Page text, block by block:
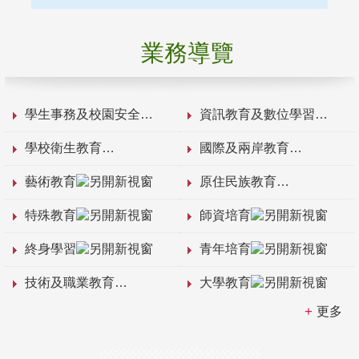
業務導覽
學生事務及校園安全 資訊教育及數位學習
學校衛生教育 國際及兩岸教育
藝術教育 原住民族教育
特殊教育 師資培育
終身學習 青年培育
技術及職業教育 大學教育
更多